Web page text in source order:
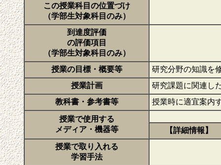
この授業科目の位置づけ
（学部生対象科目のみ）
到達度評価
の評価項目
（学部生対象科目のみ）
授業の目標・概要等
研究分野の知識を
授業計画
研究課題に関連し
教科書・参考書等
授業時に適宜案内
授業で使用する
メディア・機器等
【詳細情報】
授業で取り入れる
学習手法